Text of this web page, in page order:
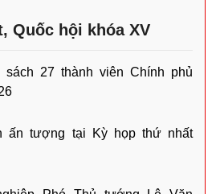
Quốc hội khóa XV
sách 27 thành viên Chính phủ
ấn tượng tại Kỳ họp thứ nhất